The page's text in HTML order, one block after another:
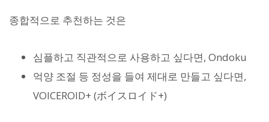
종합적으로 추천하는 것은
심플하고 직관적으로 사용하고 싶다면, Ondoku
억양 조절 등 정성을 들여 제대로 만들고 싶다면,
VOICEROID+ (ボイスロイド+)